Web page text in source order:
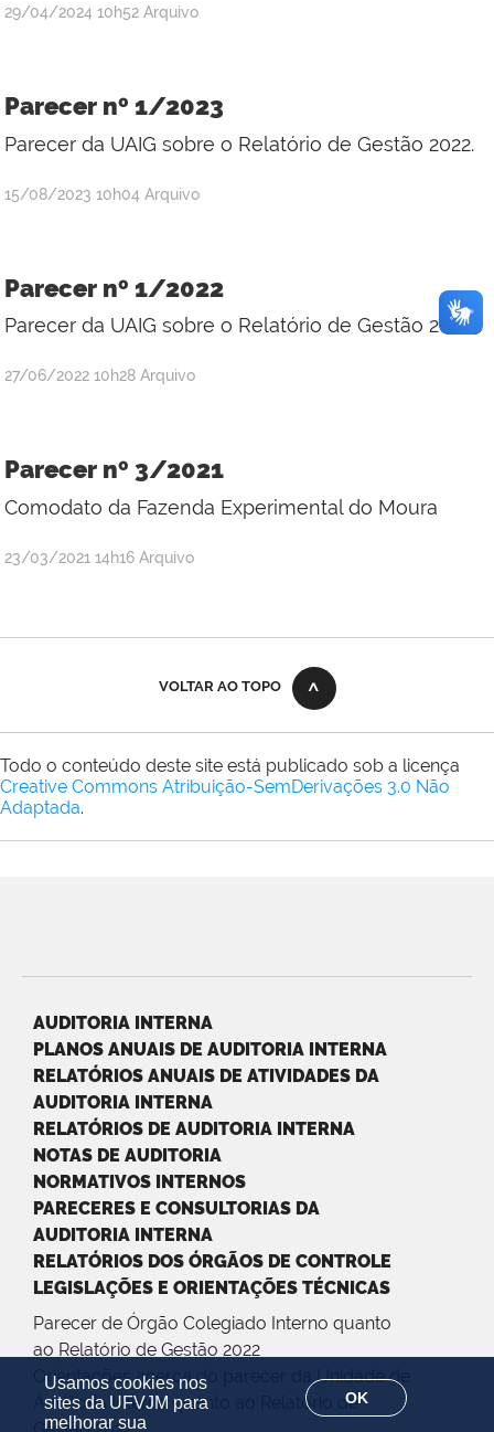
Usamos cookies nos
sites da UFVJM para
melhorar sua
OK
por
publicado
29/04/2024 10h52 Arquivo
Parecer nº 1/2023
Parecer da UAIG sobre o Relatório de Gestão 2022.
por
publicado
15/08/2023 10h04 Arquivo
Parecer nº 1/2022
Parecer da UAIG sobre o Relatório de Gestão 2021
por
Lemos
publicado
27/06/2022 10h28 Arquivo
Parecer nº 3/2021
Comodato da Fazenda Experimental do Moura
por
Oliveira
publicado
23/03/2021 14h16 Arquivo
VOLTAR AO TOPO
Todo o conteúdo deste site está publicado sob a licença
Creative Commons Atribuição-SemDerivações 3.0 Não
Adaptada.
AUDITORIA INTERNA
PLANOS ANUAIS DE AUDITORIA INTERNA
RELATÓRIOS ANUAIS DE ATIVIDADES DA
AUDITORIA INTERNA
RELATÓRIOS DE AUDITORIA INTERNA
NOTAS DE AUDITORIA
NORMATIVOS INTERNOS
PARECERES E CONSULTORIAS DA
AUDITORIA INTERNA
RELATÓRIOS DOS ÓRGÃOS DE CONTROLE
LEGISLAÇÕES E ORIENTAÇÕES TÉCNICAS
Parecer de Órgão Colegiado Interno quanto
ao Relatório de Gestão 2022
Orientações acerca do parecer da Unidade de
Auditoria Interna quanto ao Relatório de